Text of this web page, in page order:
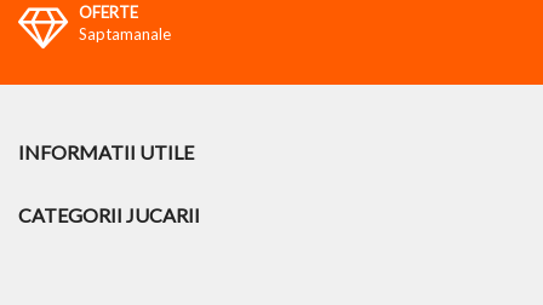
OFERTE
Saptamanale
INFORMATII UTILE
CATEGORII JUCARII